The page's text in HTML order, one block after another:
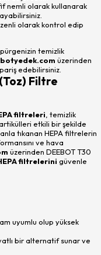
nemli olarak kullanarak
olarak kontrol edip
temizlik
üzerinden
edebilirsiniz.
Filtre
filtreleri , temizlik
etkili bir şekilde
tıkanan HEPA filtrelerin
ve hava
üzerinden DEEBOT T30
filtrelerini güvenle
uyumlu olup yüksek
bir alternatif sunar ve